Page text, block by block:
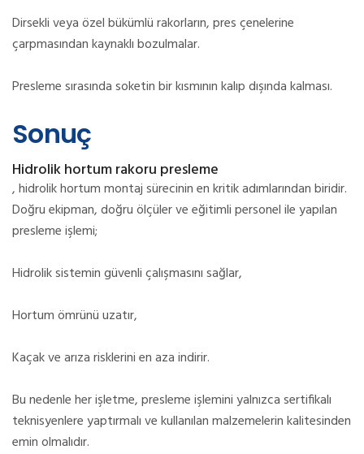
Dirsekli veya özel bükümlü rakorların, pres çenelerine
çarpmasından kaynaklı bozulmalar.
Presleme sırasında soketin bir kısmının kalıp dışında kalması.
Sonuç
Hidrolik hortum rakoru presleme
, hidrolik hortum montaj sürecinin en kritik adımlarından biridir.
Doğru ekipman, doğru ölçüler ve eğitimli personel ile yapılan
presleme işlemi;
Hidrolik sistemin güvenli çalışmasını sağlar,
Hortum ömrünü uzatır,
Kaçak ve arıza risklerini en aza indirir.
Bu nedenle her işletme, presleme işlemini yalnızca sertifikalı
teknisyenlere yaptırmalı ve kullanılan malzemelerin kalitesinden
emin olmalıdır.